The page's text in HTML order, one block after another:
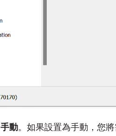
手動。如果設置為手動，您